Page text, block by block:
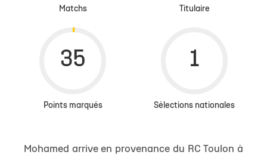
Matchs Titulaire
Points marqués Sélections nationales
Mohamed arrive en provenance du RC Toulon à